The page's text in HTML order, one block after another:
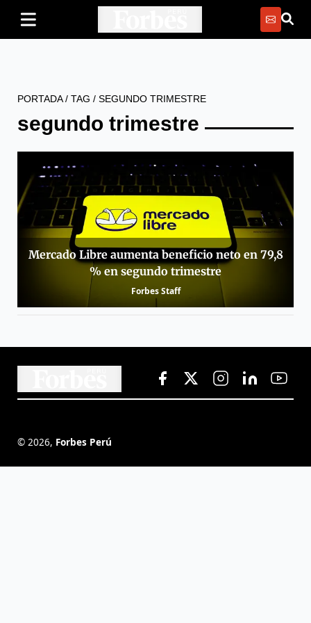
PORTADA/ TAG / SEGUNDO TRIMESTRE
segundo trimestre
Mercado Libre aumenta beneficio neto en 79,8
% en segundo trimestre
Forbes Staff
© 2026, Forbes Perú